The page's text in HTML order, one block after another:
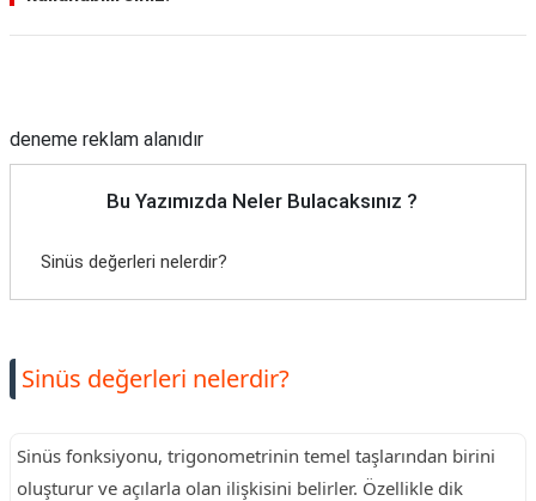
deneme reklam alanıdır
Bu Yazımızda Neler Bulacaksınız ?
Sinüs değerleri nelerdir?
Sinüs değerleri nelerdir?
Sinüs fonksiyonu, trigonometrinin temel taşlarından birini
oluşturur ve açılarla olan ilişkisini belirler. Özellikle dik